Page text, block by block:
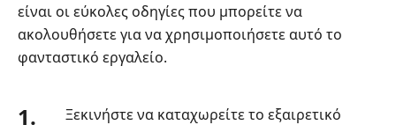
είναι οι εύκολες οδηγίες που μπορείτε να
ακολουθήσετε για να χρησιμοποιήσετε αυτό το
φανταστικό εργαλείο.
1.
Ξεκινήστε να καταχωρείτε το εξαιρετικό